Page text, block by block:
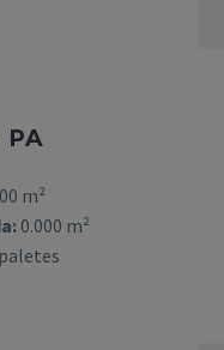
PA
m²
0.000 m²